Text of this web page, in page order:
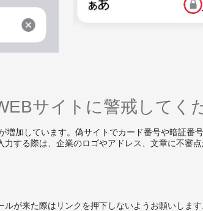
サイトに警戒してく
加しています。偽サイトでカード番号や暗証番
する際は、企業のロゴやアドレス、文章に不審点
が来た際はリンクを押下しないようお願いします